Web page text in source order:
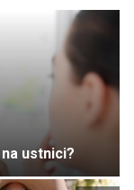
ustnici?